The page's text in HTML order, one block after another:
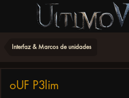
Interfaz & Marcos de unidades
oUF P3lim